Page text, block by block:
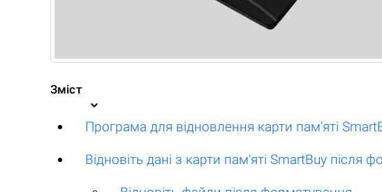
Зміст
Програма для відновлення карти пам'яті
Відновіть дані з карти пам'яті SmartBuy після